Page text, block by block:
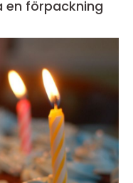
en förpackning